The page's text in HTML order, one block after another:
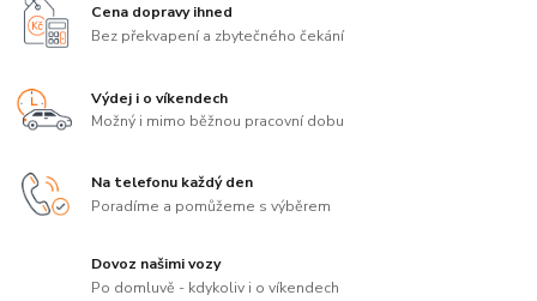
Cena dopravy ihned
Bez překvapení a zbytečného čekání
Výdej i o víkendech
Možný i mimo běžnou pracovní dobu
Na telefonu každý den
Poradíme a pomůžeme s výběrem
Dovoz našimi vozy
Po domluvě - kdykoliv i o víkendech